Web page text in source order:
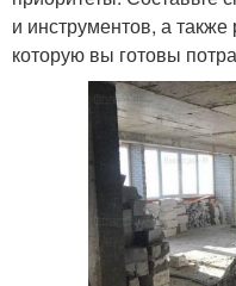
и инструментов, а
которую вы готовы